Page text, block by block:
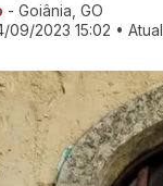
- Goiânia, GO
09/2023 15:02 •